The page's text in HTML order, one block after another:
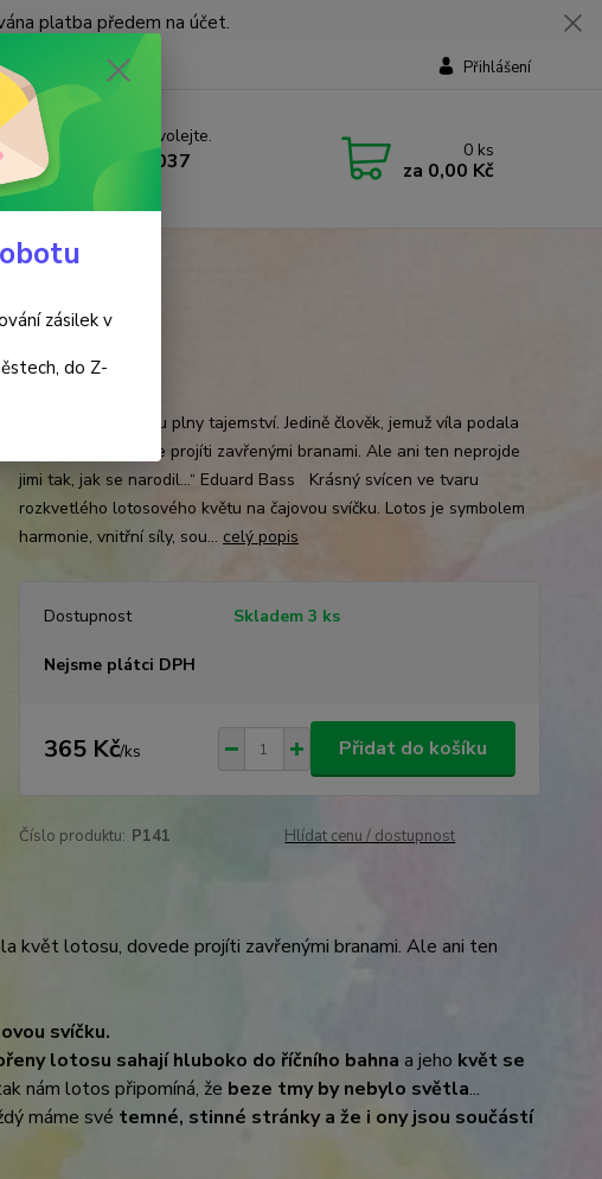
platba předem na účet.
Přihlášení
Nevíte si rady? Zavolejte.
+420 737 737 037
(Po-Pá, 9-18 hod.)
0 ks
za 0,00 Kč
květ
modro - bilý
„Vznešené věci jsou plny tajemství. Jedině člověk, jemuž víla podala
květ lotosu, dovede projíti zavřenými branami. Ale ani ten neprojde
jimi tak, jak se narodil…“ Eduard Bass Krásný svícen ve tvaru
rozkvetlého lotosového květu na čajovou svíčku. Lotos je symbolem
harmonie, vnitřní síly, sou... celý popis
Dostupnost Skladem 3 ks
Nejsme plátci DPH
365 Kč/ks Přidat do košíku
Číslo produktu: P141 Hlídat cenu / dostupnost
květ lotosu, dovede projíti zavřenými branami. Ale ani ten
svíčku.
lotosu sahají hluboko do říčního bahna a jeho květ se
nám lotos připomíná, že beze tmy by nebylo světla...
máme své temné, stinné stránky a že i ony jsou součástí
zásilek v
do Z-